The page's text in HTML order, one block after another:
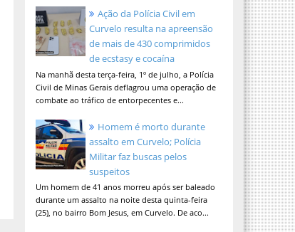
Ação da Polícia Civil em
Curvelo resulta na apreensão
de mais de 430 comprimidos
de ecstasy e cocaína
Na manhã desta terça-feira, 1º de julho, a Polícia
Civil de Minas Gerais deflagrou uma operação de
combate ao tráfico de entorpecentes e...
Homem é morto durante
assalto em Curvelo; Polícia
Militar faz buscas pelos
suspeitos
Um homem de 41 anos morreu após ser baleado
durante um assalto na noite desta quinta-feira
(25), no bairro Bom Jesus, em Curvelo. De aco...